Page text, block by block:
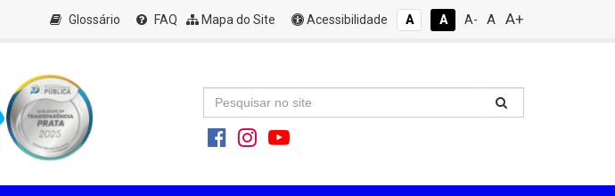
Glossário FAQ Mapa do Site Acessibilidade A A A- A A+